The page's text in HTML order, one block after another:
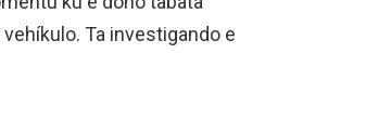
Ta investigando e